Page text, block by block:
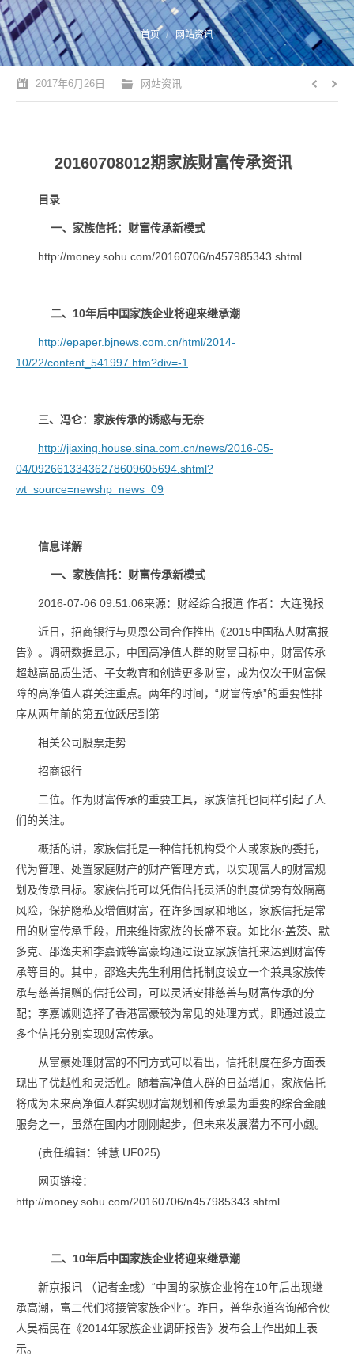
您的位置： 首页 网站资讯
2017年6月26日 网站资讯
20160708012期家族财富传承资讯
目录
一、家族信托：财富传承新模式
http://money.sohu.com/20160706/n457985343.shtml
二、 10年后中国家族企业将迎来继承潮
http://epaper.bjnews.com.cn/html/2014-
10/22/content_541997.htm?div=-1
三、 冯仑：家族传承的诱惑与无奈
http://jiaxing.house.sina.com.cn/news/2016-05-
04/09266133436278609605694.shtml?
wt_source=newshp_news_09
信息详解
一、家族信托：财富传承新模式
2016-07-06 09:51:06来源：财经综合报道 作者：大连晚报
近日，招商银行与贝恩公司合作推出《2015中国私人财富报
告》。调研数据显示，中国高净值人群的财富目标中，财富传承
超越高品质生活、子女教育和创造更多财富，成为仅次于财富保
障的高净值人群关注重点。两年的时间，“财富传承”的重要性排
序从两年前的第五位跃居到第
相关公司股票走势
招商银行
二位。作为财富传承的重要工具，家族信托也同样引起了人
们的关注。
概括的讲，家族信托是一种信托机构受个人或家族的委托，
代为管理、处置家庭财产的财产管理方式，以实现富人的财富规
划及传承目标。家族信托可以凭借信托灵活的制度优势有效隔离
风险，保护隐私及增值财富，在许多国家和地区，家族信托是常
用的财富传承手段，用来维持家族的长盛不衰。如比尔·盖茨、默
多克、邵逸夫和李嘉诚等富豪均通过设立家族信托来达到财富传
承等目的。其中，邵逸夫先生利用信托制度设立一个兼具家族传
承与慈善捐赠的信托公司，可以灵活安排慈善与财富传承的分
配；李嘉诚则选择了香港富豪较为常见的处理方式，即通过设立
多个信托分别实现财富传承。
从富豪处理财富的不同方式可以看出，信托制度在多方面表
现出了优越性和灵活性。随着高净值人群的日益增加，家族信托
将成为未来高净值人群实现财富规划和传承最为重要的综合金融
服务之一，虽然在国内才刚刚起步，但未来发展潜力不可小觑。
(责任编辑：钟慧 UF025)
网页链接：
http://money.sohu.com/20160706/n457985343.shtml
二、 10年后中国家族企业将迎来继承潮
新京报讯 （记者金彧）“中国的家族企业将在10年后出现继
承高潮，富二代们将接管家族企业”。昨日，普华永道咨询部合伙
人吴福民在《2014年家族企业调研报告》发布会上作出如上表
示。